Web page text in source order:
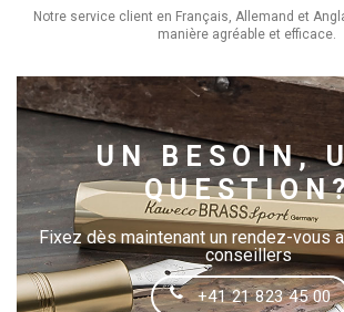
Notre service client en Français, Allemand et
manière agréable et efficace.
UN BESOIN,
Fixez dès maintenant un rendez-vous
conseillers
+41 21 823 45 00